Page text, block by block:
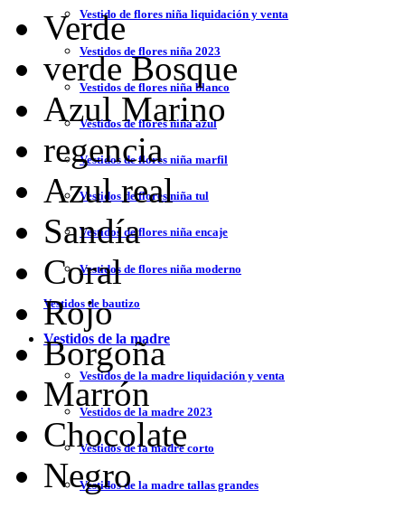
Vestido de flores niña liquidación y venta
Vestidos de flores niña 2023
Vestidos de flores niña blanco
Vestidos de flores niña azul
Vestidos de flores niña marfil
Vestidos de flores niña tul
Vestidos de flores niña encaje
Vestidos de flores niña moderno
Vestidos de bautizo
Vestidos de la madre
Vestidos de la madre liquidación y venta
Vestidos de la madre 2023
Vestidos de la madre corto
Vestidos de la madre tallas grandes
Verde
verde Bosque
Azul Marino
regencia
Azul real
Sandía
Coral
Rojo
Borgoña
Marrón
Chocolate
Negro